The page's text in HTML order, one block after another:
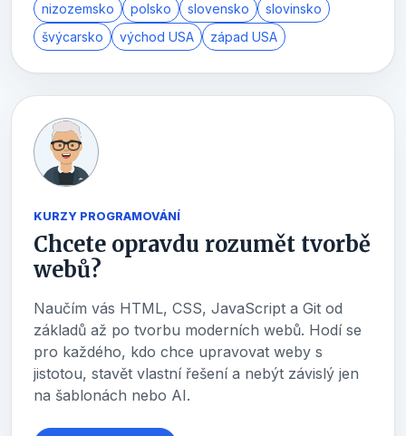
nizozemsko
polsko slovensko
slovinsko
švýcarsko
východ USA západ USA
KURZY PROGRAMOVÁNÍ
Chcete opravdu rozumět tvorbě
webů?
Naučím vás HTML, CSS, JavaScript a Git od
základů až po tvorbu moderních webů. Hodí se
pro každého, kdo chce upravovat weby s
jistotou, stavět vlastní řešení a nebýt závislý jen
na šablonách nebo AI.